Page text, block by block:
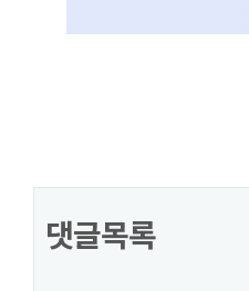
댓글목록